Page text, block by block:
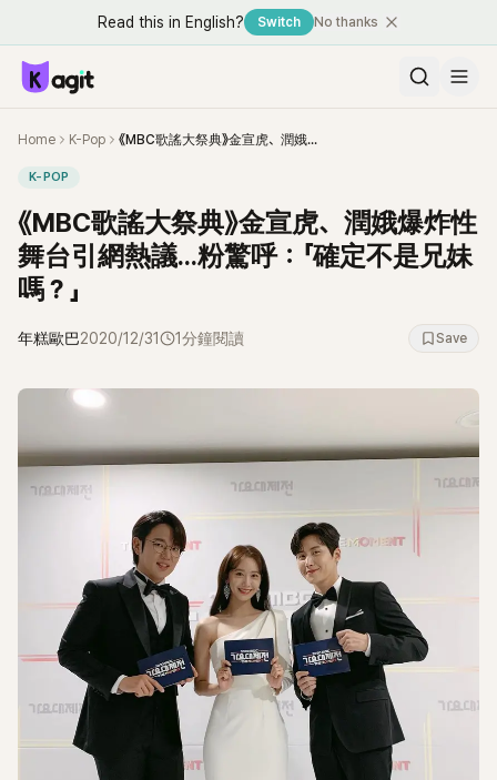
Read this in English? Switch No thanks
Home K-Pop 《MBC歌謠大祭典》金宣虎、潤娥爆炸性舞台引網熱議...粉驚呼：「確定不是兄妹嗎？」
K-POP
《MBC歌謠大祭典》金宣虎、潤娥爆炸性
舞台引網熱議...粉驚呼：「確定不是兄妹
嗎？」
年糕歐巴2020/12/31 1分鐘閱讀 Save